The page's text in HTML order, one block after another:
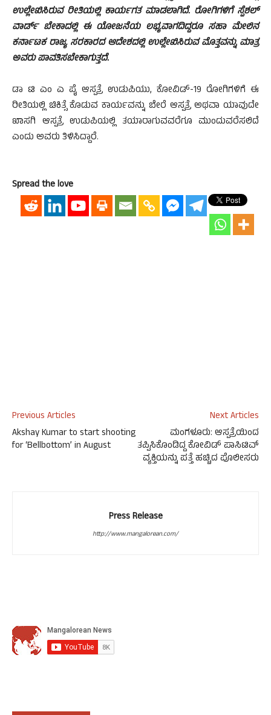
ಉಲ್ಲೇಖಿಸಿರುವ ರೀತಿಯಲ್ಲಿ ಕಾರ್ಯಗತ ಮಾಡಲಾಗಿದೆ. ರೋಗಿಗಳಿಗೆ ಸ್ಪೆಶಲ್
ವಾರ್ಡ್ ಬೇಕಾದಲ್ಲಿ ಈ ಯೋಜನೆಯ ಲಭ್ಯವಾಗದಿದ್ದರೂ ಸಹಾ ಮೇಲಿನ
ಕರ್ನಾಟಕ ರಾಜ್ಯ ಸರಕಾರದ ಆದೇಶದಲ್ಲಿ ಉಲ್ಲೇಖಿಸಿರುವ ಮೊತ್ತವನ್ನು ಮಾತ್ರ
ಅವರು ಪಾವತಿಸಬೇಕಾಗುತ್ತದೆ.
ಡಾ ಟಿ ಎಂ ಎ ಪೈ ಆಸ್ಪತ್ರೆ ಉಡುಪಿಯು, ಕೋವಿಡ್-19 ರೋಗಿಗಳಿಗೆ ಈ
ರೀತಿಯಲ್ಲಿ ಚಿಕಿತ್ಸೆ ಕೊಡುವ ಕಾರ್ಯವನ್ನು ಬೇರೆ ಆಸ್ಪತ್ರೆ ಅಥವಾ ಯಾವುದೇ
ಖಾಸಗಿ ಆಸ್ಪತ್ರೆ ಉಡುಪಿಯಲ್ಲಿ ತಯಾರಾಗುವವರೆಗೂ ಮುಂದುವರೆಸಲಿದೆ
ಎಂದು ಅವರು ತಿಳಿಸಿದ್ದಾರೆ.
Spread the love
Previous Articles
Akshay Kumar to start shooting
for ‘Bellbottom’ in August
Next Articles
ಮಂಗಳೂರು: ಆಸ್ಪತ್ರೆಯಿಂದ
ತಪ್ಪಿಸಿಕೊಂಡಿದ್ದ ಕೋವಿಡ್ ಪಾಸಿಟಿವ್
ವ್ಯಕ್ತಿಯನ್ನು ಪತ್ತೆ ಹಚ್ಚಿದ ಪೊಲೀಸರು
Press Release
http://www.mangalorean.com/